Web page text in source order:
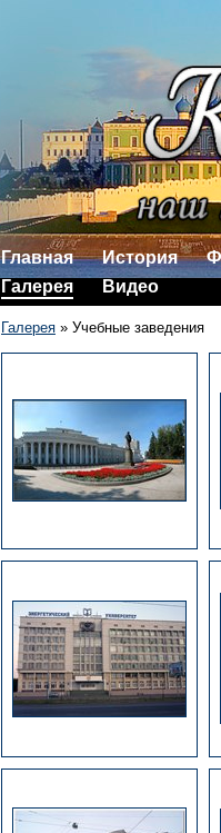
Главная История
Галерея
Видео
Галерея » Учебные заведения